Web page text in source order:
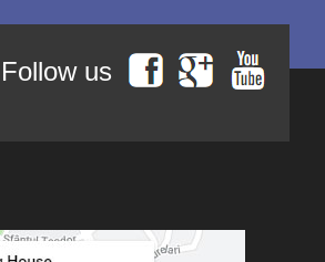
Follow us